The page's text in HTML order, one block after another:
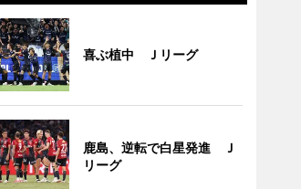
喜ぶ植中 Ｊリーグ
鹿島、逆転で白星発進 Ｊ
リーグ